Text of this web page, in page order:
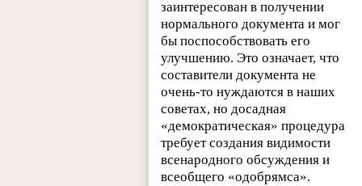
заинтересован в получении
нормального документа и мог
бы поспособствовать его
улучшению. Это означает, что
составители документа не
очень-то нуждаются в наших
советах, но досадная
«демократическая» процедура
требует создания видимости
всенародного обсуждения и
всеобщего «одобрямса».